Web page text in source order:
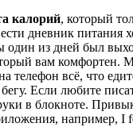
калорий, который
дневник питания
один из дней был
вам комфортен.
телефон всё, что
Если любите
в блокноте.
например, I